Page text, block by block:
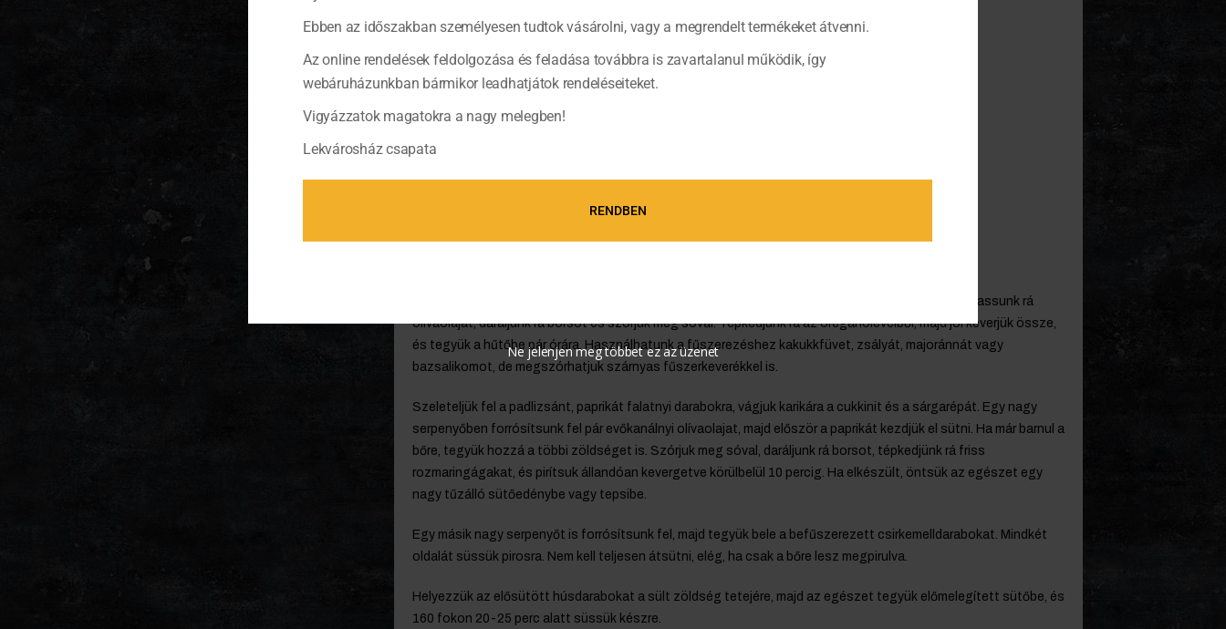
Vágjuk a csontos csirkemelleket félbe, majd a fél melleket még háromba. Tegyük egy tálba, csorgassunk rá
olívaolajat, daráljunk rá borsot és szórjuk meg sóval. Tépkedjünk rá az oregánólevélből, majd jól keverjük össze,
és tegyük a hűtőbe pár órára. Használhatunk a fűszerezéshez kakukkfüvet, zsályát, majoránnát vagy
bazsalikomot, de megszórhatjuk szárnyas fűszerkeverékkel is.
Szeleteljük fel a padlizsánt, paprikát falatnyi darabokra, vágjuk karikára a cukkinit és a sárgarépát. Egy nagy
serpenyőben forrósítsunk fel pár evőkanálnyi olívaolajat, majd először a paprikát kezdjük el sütni. Ha már barnul a
bőre, tegyük hozzá a többi zöldséget is. Szórjuk meg sóval, daráljunk rá borsot, tépkedjünk rá friss
rozmaringágakat, és pirítsuk állandóan kevergetve körülbelül 10 percig. Ha elkészült, öntsük az egészet egy
nagy tűzálló sütőedénybe vagy tepsibe.
Egy másik nagy serpenyőt is forrósítsunk fel, majd tegyük bele a befűszerezett csirkemelldarabokat. Mindkét
oldalát süssük pirosra. Nem kell teljesen átsütni, elég, ha csak a bőre lesz megpirulva.
Helyezzük az elősütött húsdarabokat a sült zöldség tetejére, majd az egészet tegyük előmelegített sütőbe, és
160 fokon 20-25 perc alatt süssük készre.
Ebben az időszakban személyesen tudtok vásárolni, vagy a megrendelt termékeket átvenni.
Az online rendelések feldolgozása és feladása továbbra is zavartalanul működik, így
webáruházunkban bármikor leadhatjátok rendeléseiteket.
Vigyázzatok magatokra a nagy melegben!
Lekvárosház csapata
RENDBEN
Ne jelenjen meg többet ez az üzenet